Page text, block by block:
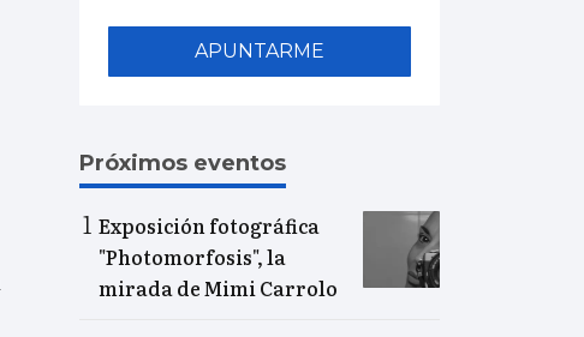
APUNTARME
Próximos eventos
Exposición fotográfica
"Photomorfosis", la
mirada de Mimi Carrolo